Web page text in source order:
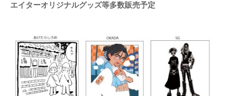
エイターオリジナルグッズ等多数販売予定